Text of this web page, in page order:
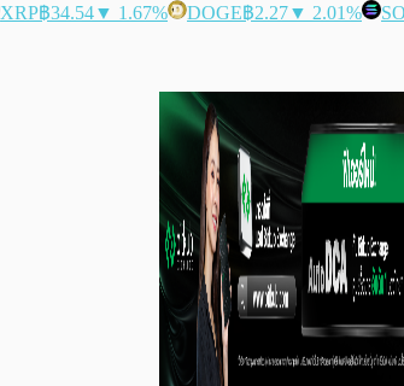
XRP฿34.54▼ 1.67% DOGE฿2.27▼ 2.01%